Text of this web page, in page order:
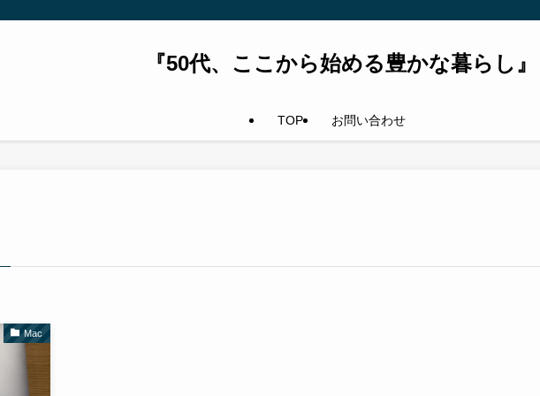
『50代、ここから始める豊かな暮らし』
TOP お問い合わせ
Mac